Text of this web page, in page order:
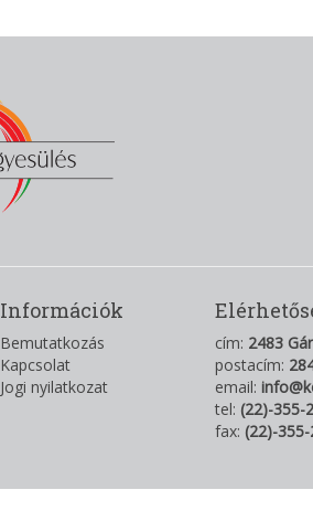
Információk
Bemutatkozás
Kapcsolat
Jogi nyilatkozat
cím: 2483
postacím:
email:
tel: (22)-355-
fax: (22)-